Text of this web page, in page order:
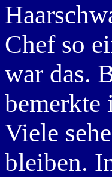
Chef so
war das.
bemerkte
Viele
bleiben.